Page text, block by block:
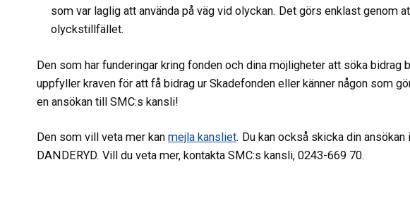
som var laglig att använda på väg vid olyckan. Det görs enklast genom
olyckstillfället.
Den som har funderingar kring fonden och dina möjligheter att söka bidrag
uppfyller kraven för att få bidrag ur Skadefonden eller känner någon som
en ansökan till SMC:s kansli!
Den som vill veta mer kan mejla kansliet. Du kan också skicka din
DANDERYD. Vill du veta mer, kontakta SMC:s kansli, 0243-669 70.